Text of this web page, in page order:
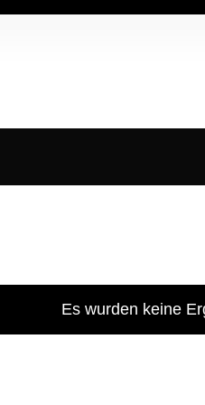
Es wurden keine